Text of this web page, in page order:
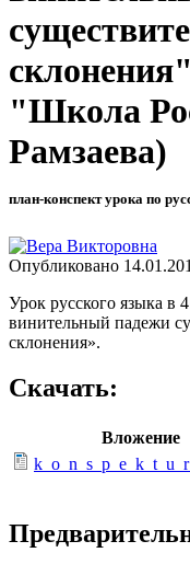
"Школа
Рамзаева)
план-конспект урока по
Опубликовано
Урок русского языка в
винительный падежи
склонения».
Скачать:
Вложение